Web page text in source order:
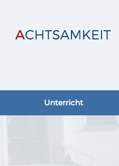
Unterricht